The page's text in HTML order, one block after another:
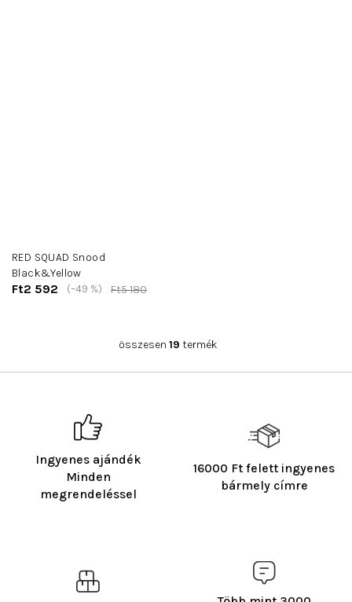
RED SQUAD Snood
Black&Yellow
Ft2 592 Ft5 180
(–49 %)
L
i
összesen 19 termék
Ingyenes ajándék
Minden
megrendeléssel
16000 Ft felett ingyenes
bármely címre